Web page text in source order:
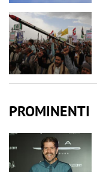
PROMINENTI